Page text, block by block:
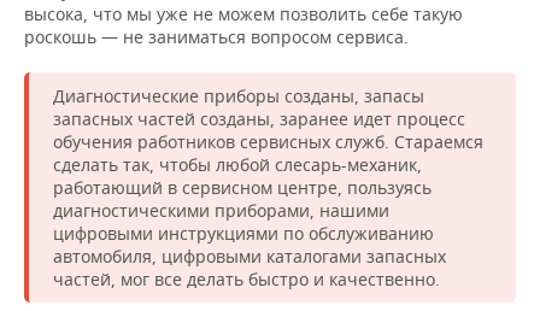
высока, что мы уже не можем позволить себе такую
роскошь — не заниматься вопросом сервиса.
Диагностические приборы созданы, запасы
запасных частей созданы, заранее идет процесс
обучения работников сервисных служб. Стараемся
сделать так, чтобы любой слесарь-механик,
работающий в сервисном центре, пользуясь
диагностическими приборами, нашими
цифровыми инструкциями по обслуживанию
автомобиля, цифровыми каталогами запасных
частей, мог все делать быстро и качественно.